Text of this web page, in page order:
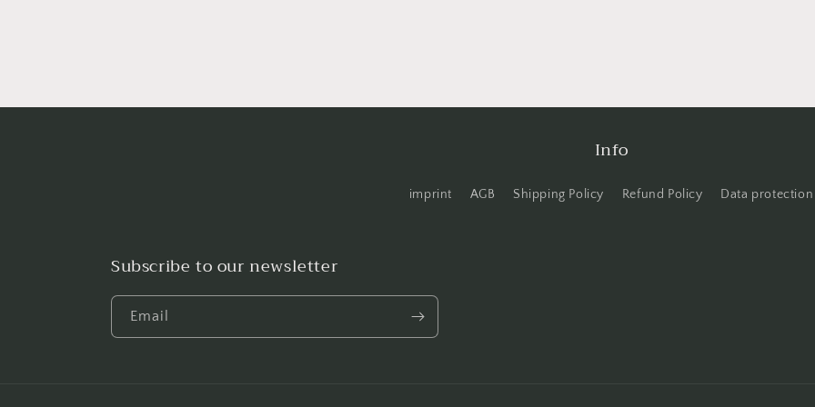
Info
imprint AGB Shipping Policy Refund Policy Data protection
Subscribe to our newsletter
Email